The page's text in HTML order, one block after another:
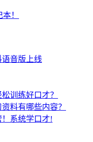
！
语音版上线
训练好口才？
料有哪些内容？
系统学口才!